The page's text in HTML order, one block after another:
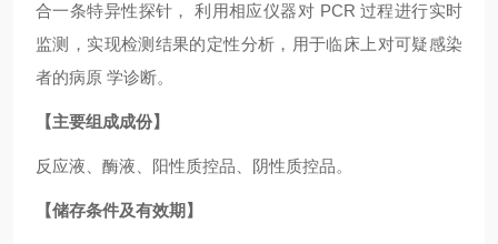
合一条特异性探针，
利用相应仪器对 PCR 过程进行实时
监测，实现检测结果的定性分析，用于临床上对可疑感染
者的病原 学诊断。
【主要组成成份】
反应液、酶液、阳性质控品、阴性质控品。
【储存条件及有效期】